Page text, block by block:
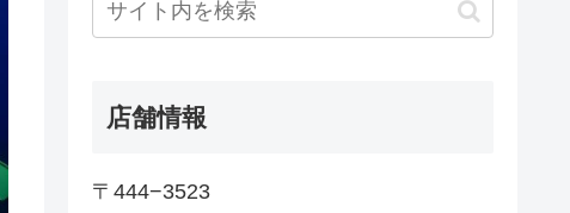
店舗情報
〒444−3523